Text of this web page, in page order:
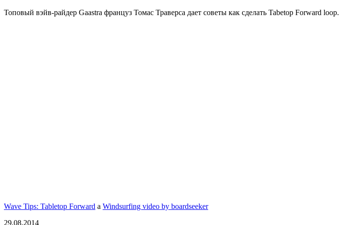
Топовый вэйв-райдер Gaastra француз Томас Траверса дает советы как сделать Tabetop Forward loop.
Wave Tips: Tabletop Forward a Windsurfing video by boardseeker
29.08.2014